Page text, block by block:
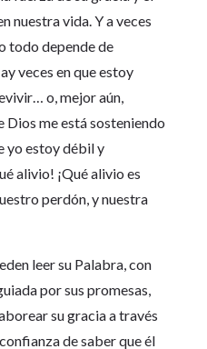
nuestra vida. Y a veces
todo depende de
veces en que estoy
o, mejor aún,
Dios me está sosteniendo
yo estoy débil y
alivio! ¡Qué alivio es
perdón, y nuestra
leer su Palabra, con
por sus promesas,
su gracia a través
de saber que él